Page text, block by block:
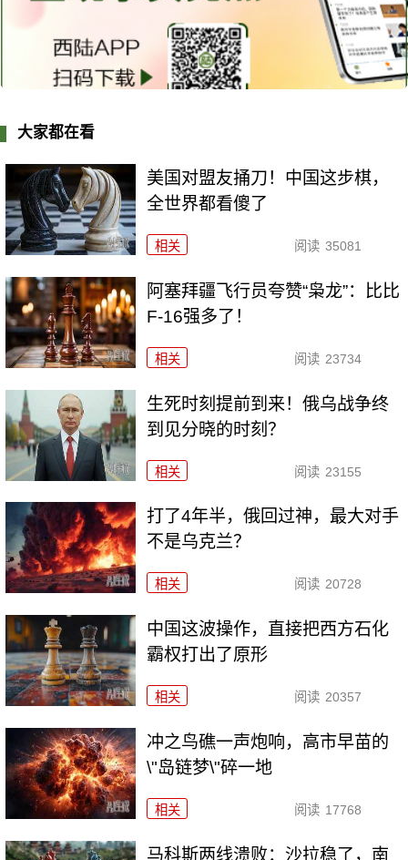
大家都在看
美国对盟友捅刀！中国这步棋，
全世界都看傻了
相关 阅读 35081
阿塞拜疆飞行员夸赞“枭龙”：比比
F-16强多了！
相关 阅读 23734
生死时刻提前到来！俄乌战争终
到见分晓的时刻？
相关 阅读 23155
打了4年半，俄回过神，最大对手
不是乌克兰？
相关 阅读 20728
中国这波操作，直接把西方石化
霸权打出了原形
相关 阅读 20357
冲之鸟礁一声炮响，高市早苗的
\"岛链梦\"碎一地
相关 阅读 17768
马科斯两线溃败：沙拉稳了，南